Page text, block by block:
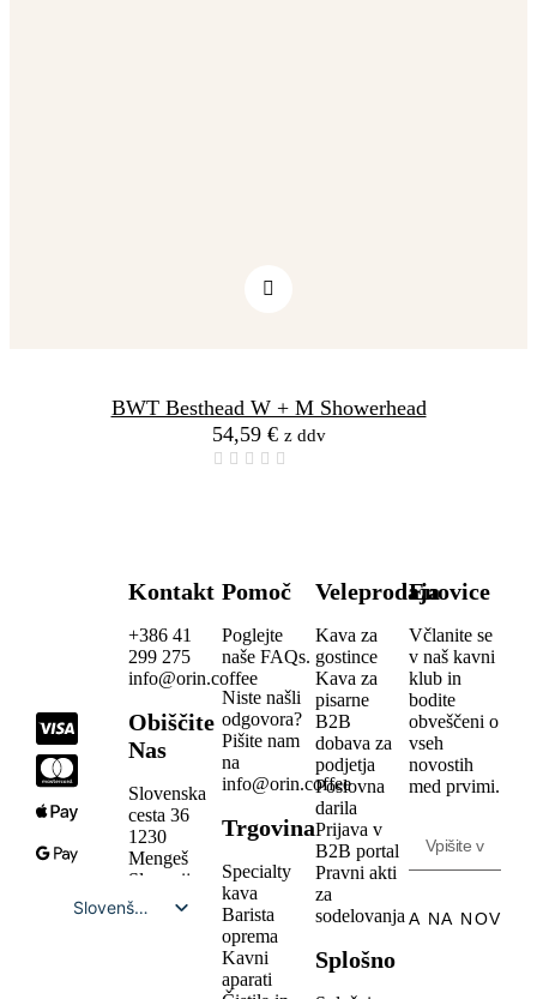
BWT Besthead W + M Showerhead
54,59 € z ddv
Slovenščina
Kontakt
+386 41
299 275
info@orin.coffee
Obiščite
Nas
Slovenska
cesta 36
1230
Mengeš
Slovenija
Pomoč
Poglejte
naše FAQs.
Niste našli
odgovora?
Pišite nam
na
info@orin.coffee
Trgovina
Specialty
kava
Barista
oprema
Kavni
aparati
Veleprodaja
Kava za
gostince
Kava za
pisarne
B2B
dobava za
podjetja
Poslovna
darila
Prijava v
B2B portal
Pravni akti
za
sodelovanja
Splošno
Enovice
Včlanite se
v naš kavni
klub in
bodite
obveščeni o
vseh
novostih
med prvimi.
PRIJAVA NA